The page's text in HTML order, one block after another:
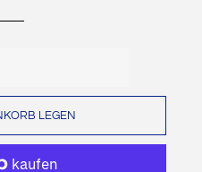
LEGEN